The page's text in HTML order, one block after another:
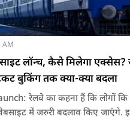
AM
लॉन्च, कैसे मिलेगा एक्सेस?
बुकिंग तक क्या-क्या बदला
रेलवे का कहना हैं कि लोगों
में जरुरी बदलाव किए जाएंगे.